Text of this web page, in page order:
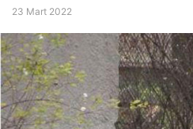
23 Mart 2022